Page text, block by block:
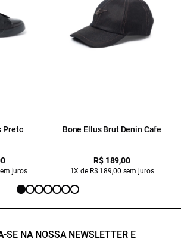
Preto
juros
Bone Ellus Brut Denin Cafe
R$ 189,00
1X de R$ 189,00 sem juros
SE NA NOSSA NEWSLETTER E